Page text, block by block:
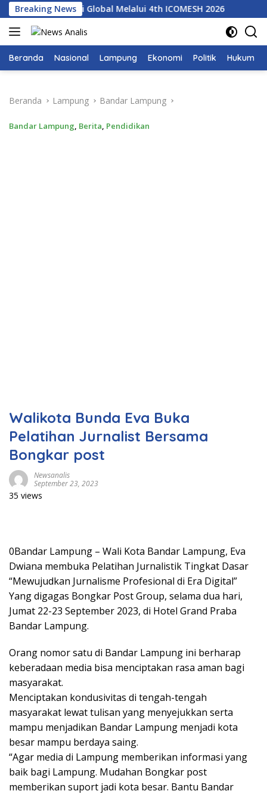
Langsung
ke
konten
Breaking News
Kolaborasi Global Melalui 4th ICOMESH 2026
Beranda Nasional Lampung Ekonomi Politik Hukum
Beranda Lampung Bandar Lampung
Bandar Lampung, Berita, Pendidikan
Walikota Bunda Eva Buka
Pelatihan Jurnalist Bersama
Bongkar post
Newsanalis
September 23, 2023
35 views
0Bandar Lampung – Wali Kota Bandar Lampung, Eva
Dwiana membuka Pelatihan Jurnalistik Tingkat Dasar
“Mewujudkan Jurnalisme Profesional di Era Digital”
Yang digagas Bongkar Post Group, selama dua hari,
Jumat 22-23 September 2023, di Hotel Grand Praba
Bandar Lampung.
Orang nomor satu di Bandar Lampung ini berharap
keberadaan media bisa menciptakan rasa aman bagi
masyarakat.
Menciptakan kondusivitas di tengah-tengah
masyarakat lewat tulisan yang menyejukkan serta
mampu menjadikan Bandar Lampung menjadi kota
besar mampu berdaya saing.
“Agar media di Lampung memberikan informasi yang
baik bagi Lampung. Mudahan Bongkar post
memberikan suport jadi kota besar. Bantu Bandar